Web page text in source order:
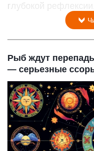
глубокой рефлексии.
Рыб ждут
— серьезные